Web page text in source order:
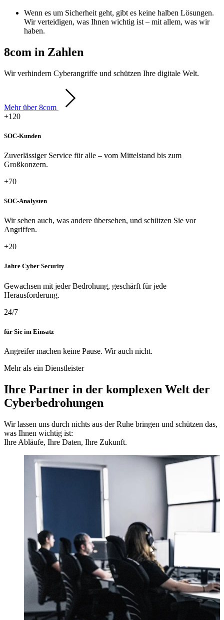
Wenn es um Sicherheit geht, gibt es keine halben Lösungen.
Wir verteidigen, was Ihnen wichtig ist – mit allem, was wir
haben.
8com in Zahlen
Wir verhindern Cyberangriffe und schützen Ihre digitale Welt.
Mehr über 8com
+120
SOC-Kunden
Zuverlässiger Service für alle – vom Mittelstand bis zum
Großkonzern.
+70
SOC-Analysten
Wir sehen auch, was andere übersehen, und schützen Sie vor
Angriffen.
+20
Jahre Cyber Security
Gewachsen mit jeder Bedrohung, geschärft für jede
Herausforderung.
24/7
für Sie im Einsatz
Angreifer machen keine Pause. Wir auch nicht.
Mehr als ein Dienstleister
Ihre Partner in der komplexen Welt der
Cyberbedrohungen
Wir lassen uns durch nichts aus der Ruhe bringen und schützen das,
was Ihnen wichtig ist:
Ihre Abläufe, Ihre Daten, Ihre Zukunft.